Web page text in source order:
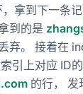
拿到下一条
到的是
弃。 接着在
引上对应 ID
的行， 发